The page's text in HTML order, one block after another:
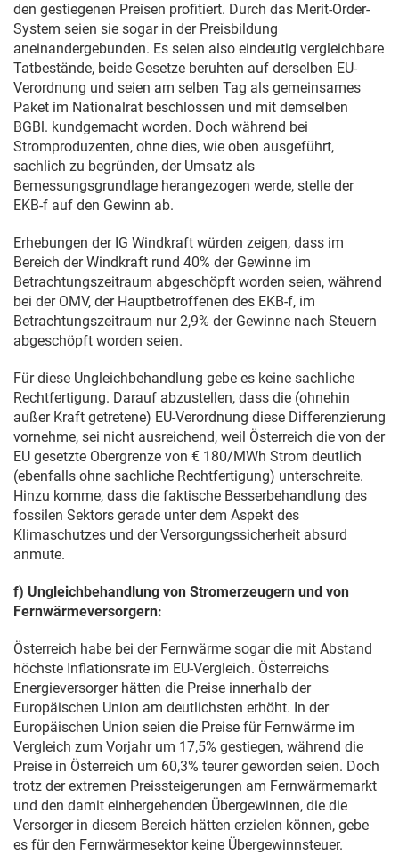
den gestiegenen Preisen profitiert. Durch das Merit-Order-
System seien sie sogar in der Preisbildung
aneinandergebunden. Es seien also eindeutig vergleichbare
Tatbestände, beide Gesetze beruhten auf derselben EU-
Verordnung und seien am selben Tag als gemeinsames
Paket im Nationalrat beschlossen und mit demselben
BGBl. kundgemacht worden. Doch während bei
Stromproduzenten, ohne dies, wie oben ausgeführt,
sachlich zu begründen, der Umsatz als
Bemessungsgrundlage herangezogen werde, stelle der
EKB-f auf den Gewinn ab.
Erhebungen der IG Windkraft würden zeigen, dass im
Bereich der Windkraft rund 40% der Gewinne im
Betrachtungszeitraum abgeschöpft worden seien, während
bei der OMV, der Hauptbetroffenen des EKB-f, im
Betrachtungszeitraum nur 2,9% der Gewinne nach Steuern
abgeschöpft worden seien.
Für diese Ungleichbehandlung gebe es keine sachliche
Rechtfertigung. Darauf abzustellen, dass die (ohnehin
außer Kraft getretene) EU-Verordnung diese Differenzierung
vornehme, sei nicht ausreichend, weil Österreich die von der
EU gesetzte Obergrenze von € 180/MWh Strom deutlich
(ebenfalls ohne sachliche Rechtfertigung) unterschreite.
Hinzu komme, dass die faktische Besserbehandlung des
fossilen Sektors gerade unter dem Aspekt des
Klimaschutzes und der Versorgungssicherheit absurd
anmute.
f) Ungleichbehandlung von Stromerzeugern und von
Fernwärmeversorgern:
Österreich habe bei der Fernwärme sogar die mit Abstand
höchste Inflationsrate im EU-Vergleich. Österreichs
Energieversorger hätten die Preise innerhalb der
Europäischen Union am deutlichsten erhöht. In der
Europäischen Union seien die Preise für Fernwärme im
Vergleich zum Vorjahr um 17,5% gestiegen, während die
Preise in Österreich um 60,3% teurer geworden seien. Doch
trotz der extremen Preissteigerungen am Fernwärmemarkt
und den damit einhergehenden Übergewinnen, die die
Versorger in diesem Bereich hätten erzielen können, gebe
es für den Fernwärmesektor keine Übergewinnsteuer.